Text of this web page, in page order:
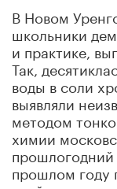
В Новом
школьники
и практике,
Так,
воды в соли
выявляли
методом
химии
прошлогодний
прошлом году